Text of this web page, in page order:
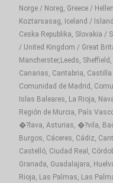
Norge / Noreg, Greece /
Koztarsasag, Iceland /
Ceska Republika, Slovakia /
/ United Kingdom / Great
Mancherster,Leeds,
Canarias, Cantabria,
Comunidad de Madrid,
Islas Baleares, La Rioja,
Región de Murcia, País
�?lava, Asturias, �?vila,
Burgos, Cáceres, Cádiz,
Castelló, Ciudad Real,
Granada, Guadalajara,
Rioja, Las Palmas, Las